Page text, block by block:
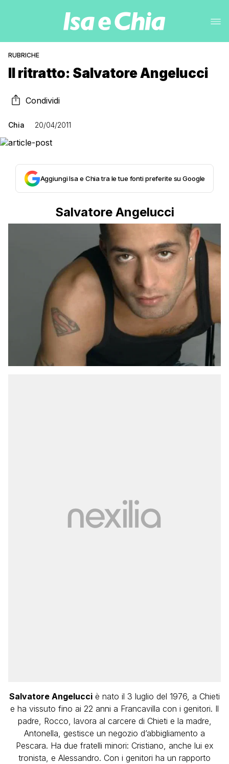
RUBRICHE
Il ritratto: Salvatore Angelucci
Condividi
Chia 20/04/2011
Aggiungi Isa e Chia tra le tue fonti preferite su Google
Salvatore Angelucci
Salvatore Angelucci è nato il 3 luglio del 1976, a Chieti
e ha vissuto fino ai 22 anni a Francavilla con i genitori. Il
padre, Rocco, lavora al carcere di Chieti e la madre,
Antonella, gestisce un negozio d’abbigliamento a
Pescara. Ha due fratelli minori: Cristiano, anche lui ex
tronista, e Alessandro. Con i genitori ha un rapporto